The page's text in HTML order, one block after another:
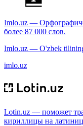
Imlo.uz —
более 87 000 слов.
Imlo.uz — O'zbek
imlo.uz
Lotin.uz — поможет
кириллицы на